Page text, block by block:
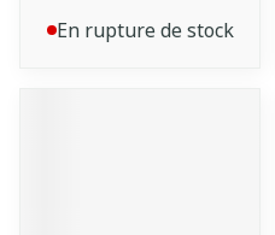
En rupture de stock